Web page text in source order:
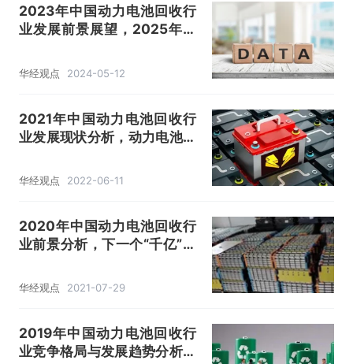
2023年中国动力电池回收行
业发展前景展望，2025年前
役潮「图」
华经观点 2024-05-12
2021年中国动力电池回收行
业发展现状分析，动力电池退
阔「图」
华经观点 2022-06-11
2020年中国动力电池回收行
业前景分析，下一个“千亿”蓝
华经观点 2021-07-29
2019年中国动力电池回收行
业竞争格局与发展趋势分析，